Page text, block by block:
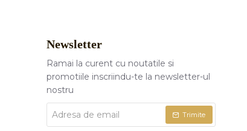
Newsletter
Ramai la curent cu noutatile si
promotiile inscriindu-te la newsletter-ul
nostru
Adresa
Trimite